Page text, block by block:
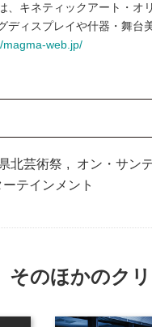
、キネティックアート・オ
ディスプレイや什器・舞台
magma-web.jp/
北芸術祭 , オン・サン
テインメント
そのほかのク